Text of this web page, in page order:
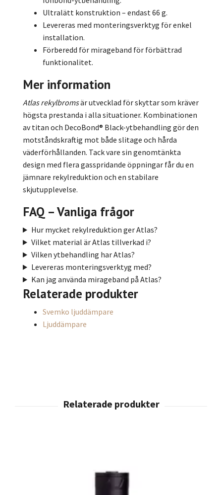
Ultralätt konstruktion – endast 66 g.
Levereras med monteringsverktyg för enkel
installation.
Förberedd för mirageband för förbättrad
funktionalitet.
Mer information
Atlas rekylbromsär utvecklad för skyttar som kräver
högsta prestanda i alla situationer. Kombinationen
av titan och DecoBond® Black-ytbehandling gör den
motståndskraftig mot både slitage och hårda
väderförhållanden. Tack vare sin genomtänkta
design med flera gasspridande öppningar får du en
jämnare rekylreduktion och en stabilare
skjutupplevelse.
FAQ – Vanliga frågor
Hur mycket rekylreduktion ger Atlas?
Vilket material är Atlas tillverkad i?
Vilken ytbehandling har Atlas?
Levereras monteringsverktyg med?
Kan jag använda mirageband på Atlas?
Relaterade produkter
Svemko ljuddämpare
Ljuddämpare